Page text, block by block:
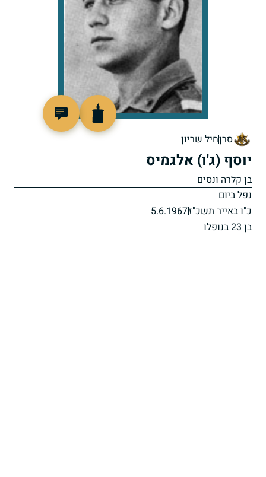
סרןחיל שריון
יוסף (ג'ו) אלגמיס
בן קלרה ונסים
נפל ביום
כ"ו באייר תשכ"ז5.6.1967
בן 23 בנופלו